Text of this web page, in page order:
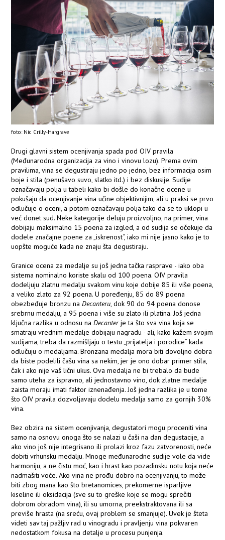
foto: Nic Crilly-Hargrave
Drugi glavni sistem ocenjivanja spada pod OIV pravila
(Međunarodna organizacija za vino i vinovu lozu). Prema ovim
pravilima, vina se degustiraju jedno po jedno, bez informacija osim
boje i stila (penušavo suvo, slatko itd.) i bez diskusije. Sudije
označavaju polja u tabeli kako bi došle do konačne ocene u
pokušaju da ocenjivanje vina učine objektivnijim, ali u praksi se prvo
odlučuje o oceni, a potom označavaju polja tako da se to uklopi u
već donet sud. Neke kategorije deluju proizvoljno, na primer, vina
dobijaju maksimalno 15 poena za izgled, a od sudija se očekuje da
dodele značajne poene za „iskrenost“, iako mi nije jasno kako je to
uopšte moguće kada ne znaju šta degustiraju.
Granice ocena za medalje su još jedna tačka rasprave - iako oba
sistema nominalno koriste skalu od 100 poena. OIV pravila
dodeljuju zlatnu medalju svakom vinu koje dobije 85 ili više poena,
a veliko zlato za 92 poena. U poređenju, 85 do 89 poena
obezbeđuje bronzu naDecanteru, dok 90 do 94 poena donose
srebrnu medalju, a 95 poena i više su zlato ili platina. Još jedna
ključna razlika u odnosu naDecanterje ta što sva vina koja se
smatraju vrednim medalje dobijaju nagradu - ali, kako kažem svojim
sudijama, treba da razmišljaju o testu „prijatelja i porodice“ kada
odlučuju o medaljama. Bronzana medalja mora biti dovoljno dobra
da biste podelili čašu vina sa nekim, jer je ono dobar primer stila,
čak i ako nije vaš lični ukus. Ova medalja ne bi trebalo da bude
samo uteha za ispravno, ali jednostavno vino, dok zlatne medalje
zaista moraju imati faktor iznenađenja. Još jedna razlika je u tome
što OIV pravila dozvoljavaju dodelu medalja samo za gornjih 30%
vina.
Bez obzira na sistem ocenjivanja, degustatori mogu proceniti vina
samo na osnovu onoga što se nalazi u čaši na dan degustacije, a
ako vino još nije integrisano ili prolazi kroz fazu zatvorenosti, neće
dobiti vrhunsku medalju. Mnoge međunarodne sudije vole da vide
harmoniju, a ne čistu moć, kao i hrast kao pozadinsku notu koja neće
nadmašiti voće. Ako vina ne prođu dobro na ocenjivanju, to može
biti zbog mana kao što bretanomices, prekomerne isparljive
kiseline ili oksidacija (sve su to greške koje se mogu sprečiti
dobrom obradom vina), ili su umorna, preekstraktovana ili sa
previše hrasta (na sreću, ovaj problem se smanjuje). Uvek je šteta
videti sav taj pažljiv rad u vinogradu i pravljenju vina pokvaren
nedostatkom fokusa na detalje u procesu punjenja.